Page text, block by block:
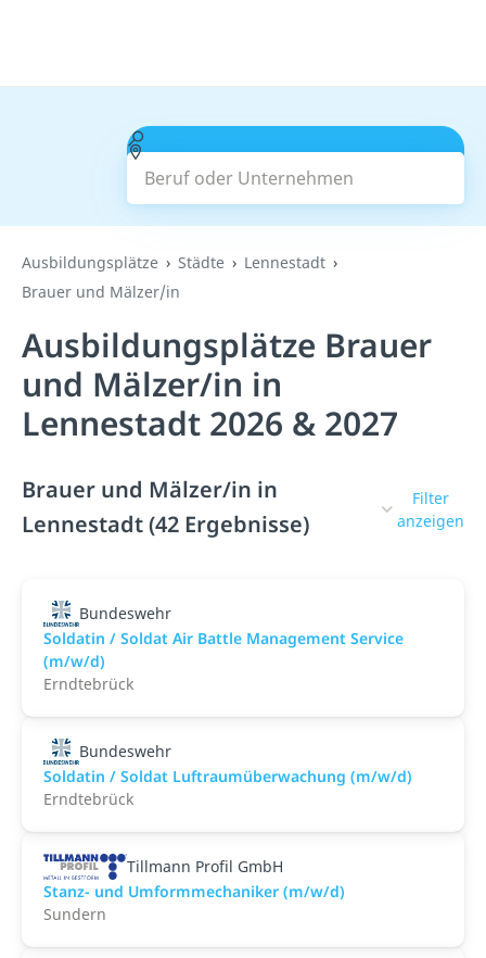
Beruf oder Unternehmen
Suchen
Ausbildungsplätze Städte
Lennestadt
Brauer und Mälzer/in
Ausbildungsplätze Brauer
und Mälzer/in in
Lennestadt 2026 & 2027
Brauer und Mälzer/in in
Lennestadt (42 Ergebnisse)
Filter
anzeigen
Bundeswehr
Soldatin / Soldat Air Battle Management Service
(m/w/d)
Erndtebrück
Bundeswehr
Soldatin / Soldat Luftraumüberwachung (m/w/d)
Erndtebrück
Tillmann Profil GmbH
Stanz- und Umformmechaniker (m/w/d)
Sundern